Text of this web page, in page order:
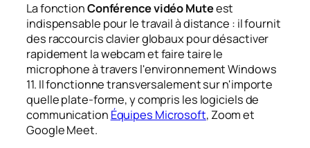
La fonctionConférence vidéo Muteest
indispensable pour le travail à distance : il fournit
des raccourcis clavier globaux pour désactiver
rapidement la webcam et faire taire le
microphone à travers l'environnement Windows
11. Il fonctionne transversalement sur n'importe
quelle plate-forme, y compris les logiciels de
communication Équipes Microsoft, Zoom et
Google Meet.